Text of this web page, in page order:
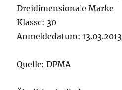
Dreidimensionale Marke
Klasse: 30
Anmeldedatum: 13.03.2013
Quelle: DPMA